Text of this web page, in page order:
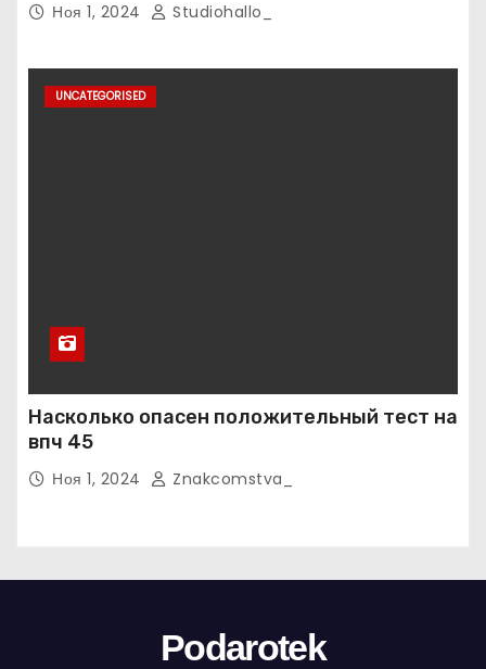
Ноя 1, 2024 Studiohallo_
UNCATEGORISED
Насколько опасен положительный тест на
впч 45
Ноя 1, 2024 Znakcomstva_
Podarotek